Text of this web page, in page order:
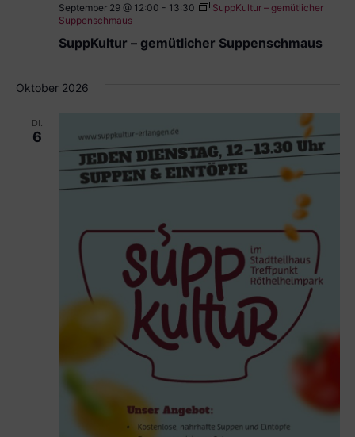
SuppKultur – gemütlicher Suppenschmaus
September 29 @ 12:00 - 13:30
SuppKultur – gemütlicher
Suppenschmaus
Oktober 2026
DI.
6